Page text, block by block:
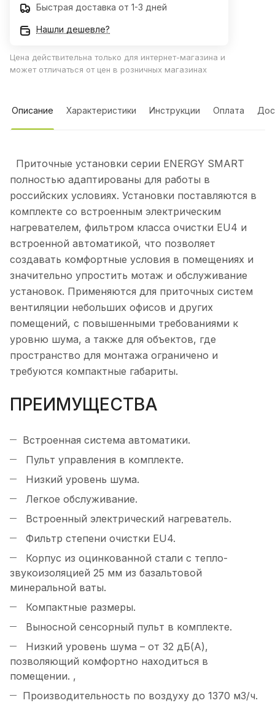
Быстрая доставка от 1-3 дней
Нашли дешевле?
Цена действительна только для интернет-магазина и
может отличаться от цен в розничных магазинах
Описание Характеристики Инструкции Оплата
Приточные установки серии ENERGY SMART
полностью адаптированы для работы в
российских условиях. Установки поставляются в
комплекте со встроенным электрическим
нагревателем, фильтром класса очистки EU4 и
встроенной автоматикой, что позволяет
создавать комфортные условия в помещениях и
значительно упростить мотаж и обслуживание
установок. Применяются для приточных систем
вентиляции небольших офисов и других
помещений, с повышенными требованиями к
уровню шума, а также для объектов, где
пространство для монтажа ограничено и
требуются компактные габариты.
ПРЕИМУЩЕСТВА
Встроенная система автоматики.
Пульт управления в комплекте.
Низкий уровень шума.
Легкое обслуживание.
Встроенный электрический нагреватель.
Фильтр степени очистки EU4.
Корпус из оцинкованной стали с тепло-
звукоизоляцией 25 мм из базальтовой
минеральной ваты.
Компактные размеры.
Выносной сенсорный пульт в комплекте.
Низкий уровень шума – от 32 дБ(А),
позволяющий комфортно находиться в
помещении. ,
Производительность по воздуху до 1370 м3/ч.